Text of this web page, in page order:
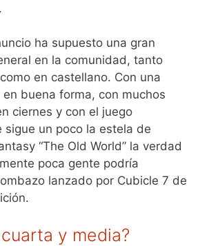
ha supuesto una gran
en la comunidad, tanto
en castellano. Con una
buena forma, con muchos
ciernes y con el juego
sigue un poco la estela de
“The Old World” la verdad
poca gente podría
lanzado por Cubicle 7 de
y media?